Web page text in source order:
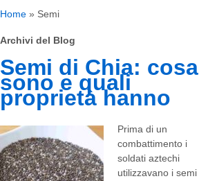
Home » Semi
Archivi del Blog
Semi di Chia: cosa
sono e quali
proprietà hanno
Prima di un
combattimento i
soldati aztechi
utilizzavano i semi